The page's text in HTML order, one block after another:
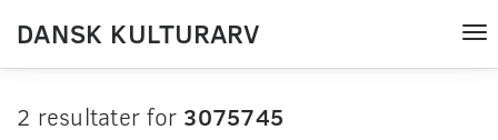
DANSK KULTURARV
2 resultater for 3075745